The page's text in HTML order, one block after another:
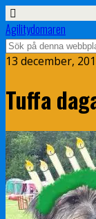
Agilitydomaren
13 december,
Tuffa